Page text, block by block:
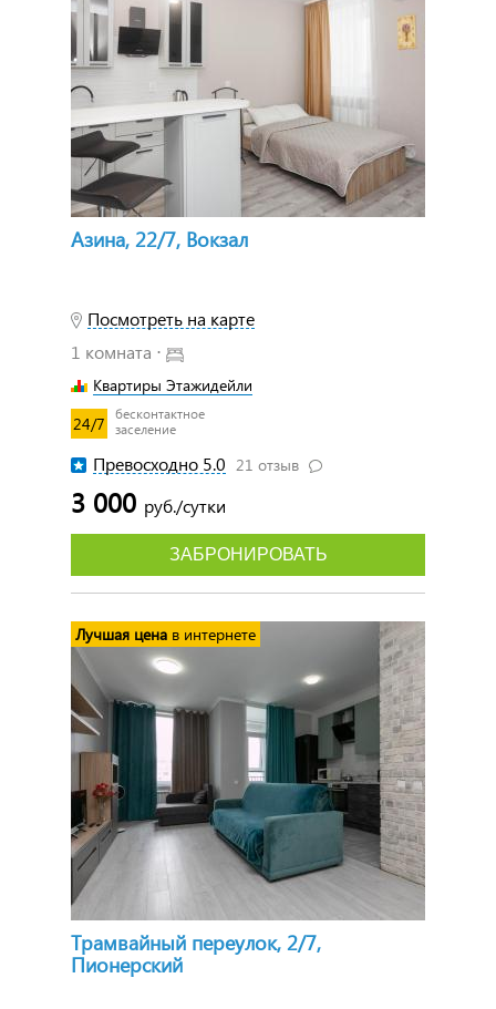
Азина, 22/7, Вокзал
Посмотреть на карте
1 комната ⋅
Квартиры Этажидейли
24/7
бесконтактное
заселение
Превосходно 5.0 21 отзыв
3 000 руб./сутки
ЗАБРОНИРОВАТЬ
Трамвайный переулок, 2/7,
Пионерский
Лучшая цена в интернете